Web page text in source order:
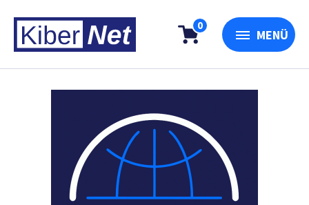
0
MENÜ